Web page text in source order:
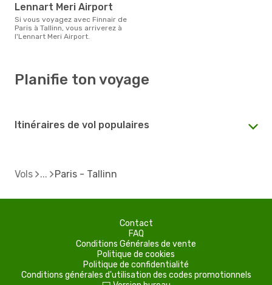
Lennart Meri Airport
Si vous voyagez avec Finnair de
Paris à Tallinn, vous arriverez à
l'Lennart Meri Airport.
Planifie ton voyage
Itinéraires de vol populaires
Vols Paris - Tallinn
Contact
FAQ
Conditions Générales de vente
Politique de cookies
Politique de confidentialité
Conditions générales d'utilisation des codes promotionnels